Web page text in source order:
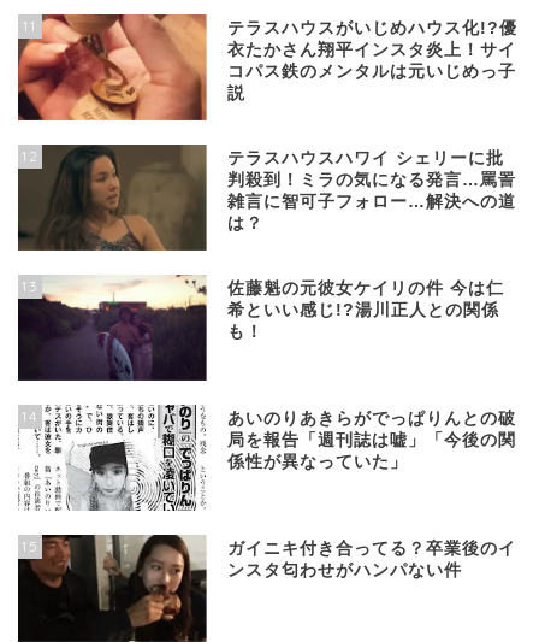
11
テラスハウスがいじめハウス化!?優
衣たかさん翔平インスタ炎上！サイ
コパス鉄のメンタルは元いじめっ子
説
12
テラスハウスハワイ シェリーに批
判殺到！ミラの気になる発言…罵詈
雑言に智可子フォロー…解決への道
は？
13
佐藤魁の元彼女ケイリの件 今は仁
希といい感じ!?湯川正人との関係
も！
14
あいのりあきらがでっぱりんとの破
局を報告「週刊誌は嘘」「今後の関
係性が異なっていた」
15
ガイニキ付き合ってる？卒業後のイ
ンスタ匂わせがハンパない件